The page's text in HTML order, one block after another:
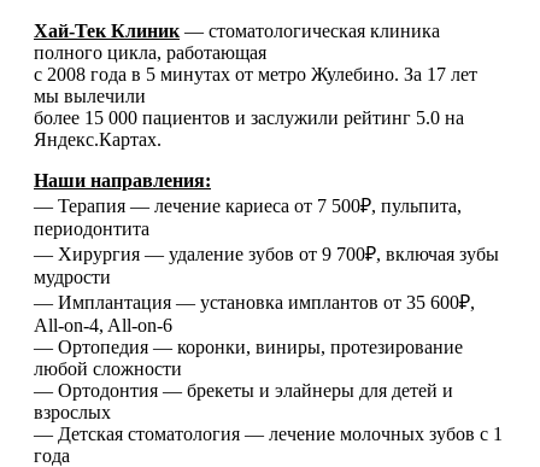
Хай-Тек Клиник — стоматологическая клиника
полного цикла, работающая
с 2008 года в 5 минутах от метро Жулебино. За 17 лет
мы вылечили
более 15 000 пациентов и заслужили рейтинг 5.0 на
Яндекс.Картах.
Наши направления:
— Терапия — лечение кариеса от 7 500₽, пульпита,
периодонтита
— Хирургия — удаление зубов от 9 700₽, включая зубы
мудрости
— Имплантация — установка имплантов от 35 600₽,
All-on-4, All-on-6
— Ортопедия — коронки, виниры, протезирование
любой сложности
— Ортодонтия — брекеты и элайнеры для детей и
взрослых
— Детская стоматология — лечение молочных зубов с 1
года